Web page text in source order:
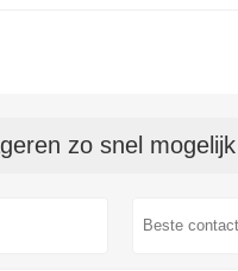
zo snel